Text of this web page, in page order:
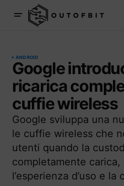
ANDROID
Google
ricarica
cuffie wireless
Google sviluppa una
le cuffie wireless che
utenti quando la
completamente carica,
l’esperienza d’uso e